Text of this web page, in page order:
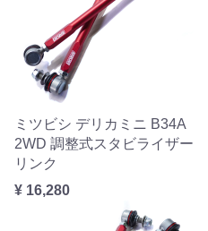
ミツビシ デリカミニ B34A
2WD 調整式スタビライザー
リンク
¥ 16,280